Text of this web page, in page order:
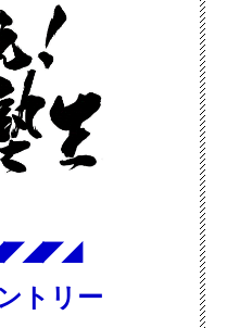
トリー